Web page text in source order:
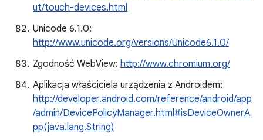
ut/touch-devices.html
Unicode 6.1.0:
http://www.unicode.org/versions/Unicode6.1.0/
Zgodność WebView: http://www.chromium.org/
Aplikacja właściciela urządzenia z Androidem:
http://developer.android.com/reference/android/app
/admin/DevicePolicyManager.html#isDeviceOwnerA
pp(java.lang.String)